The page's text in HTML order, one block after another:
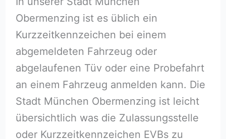
Obermenzing ist es üblich ein
Kurzzeitkennzeichen bei einem
abgemeldeten Fahrzeug oder
abgelaufenen Tüv oder eine Probefahrt
an einem Fahrzeug anmelden kann. Die
Stadt München Obermenzing ist leicht
übersichtlich was die Zulassungsstelle
oder Kurzzeitkennzeichen EVBs zu